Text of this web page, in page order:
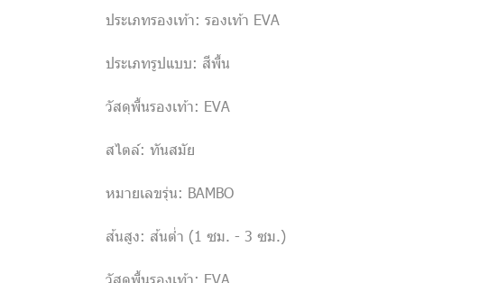
ประเภทรองเท้า: รองเท้า EVA
ประเภทรูปแบบ: สีพื้น
วัสดุพื้นรองเท้า: EVA
สไตล์: ทันสมัย
หมายเลขรุ่น: BAMBO
ส้นสูง: ส้นต่ำ (1 ซม. - 3 ซม.)
วัสดุพื้นรองเท้า: EVA